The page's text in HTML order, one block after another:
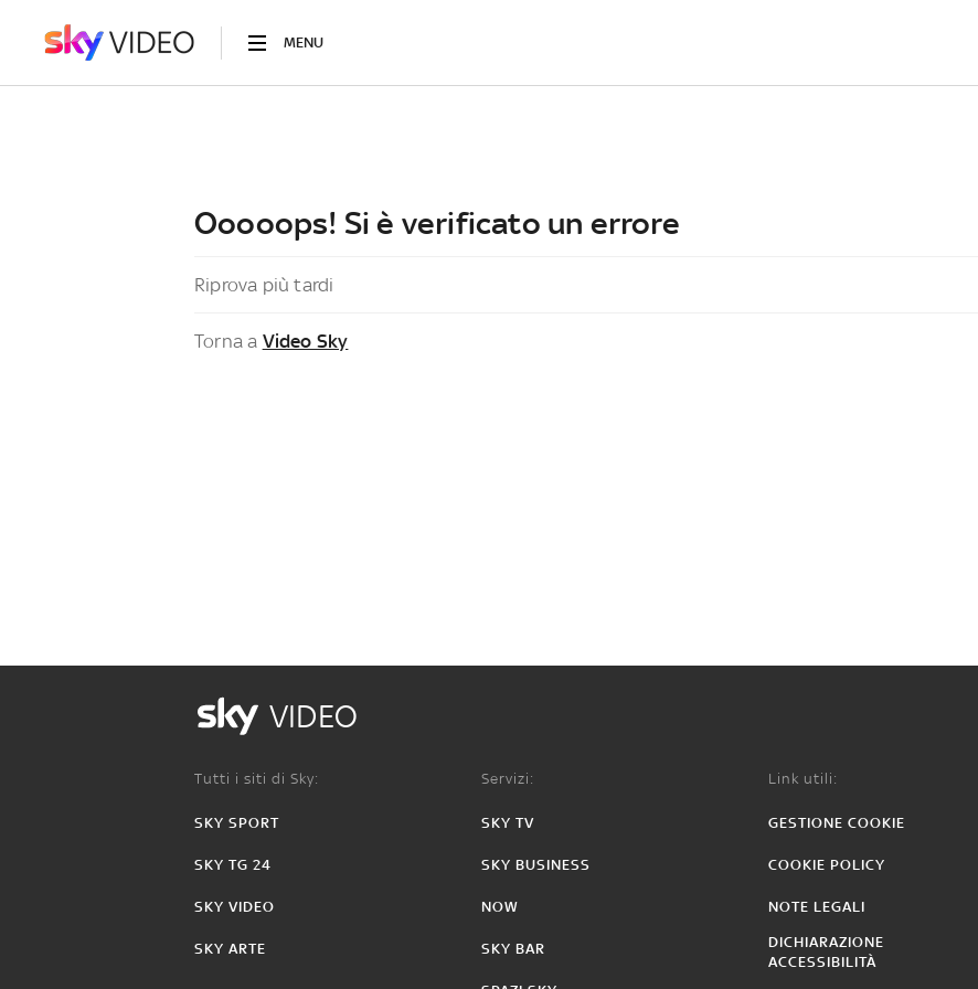
MENU
Ooooops! Si è verificato un errore
Riprova più tardi
Torna a Video Sky
VIDEO
Tutti i siti di Sky:
SKY SPORT
SKY TG 24
SKY VIDEO
SKY ARTE
Servizi:
SKY TV
SKY BUSINESS
NOW
SKY BAR
Link utili:
GESTIONE COOKIE
COOKIE POLICY
NOTE LEGALI
DICHIARAZIONE
ACCESSIBILITÀ